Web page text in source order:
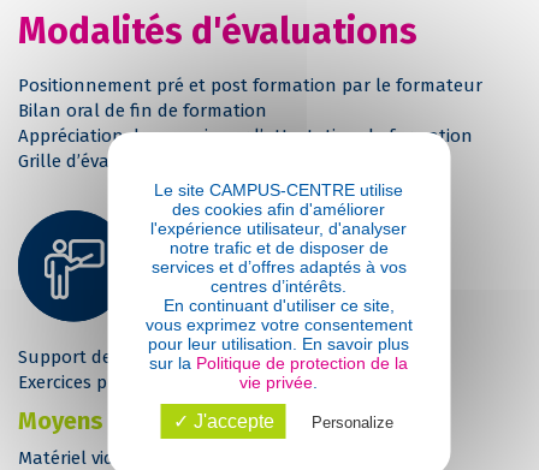
Modalités d'évaluations
Positionnement pré et post formation par le formateur
Bilan oral de fin de formation
Appréciation des acquis sur l’attestation de formation
Grille d’évaluation individuelle de fin de formation
Suivi et moyens
pédagogiques
Pédagogie
Support de cours
Exercices pratiques et suivi individuel
Moyens et outils
Matériel vidéo et poste informatique
Le site CAMPUS-CENTRE utilise
des cookies afin d'améliorer
l'expérience utilisateur, d'analyser
notre trafic et de disposer de
services et d’offres adaptés à vos
centres d’intérêts.
En continuant d'utiliser ce site,
vous exprimez votre consentement
pour leur utilisation. En savoir plus
sur la Politique de protection de la
vie privée
✓ J'accepte Personalize